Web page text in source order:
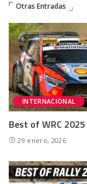
Otras Entradas
INTERNACIONAL
Best of WRC 2025
29 enero, 2026